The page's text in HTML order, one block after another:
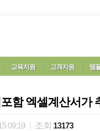
교육지원 고객지원 템
함 엑셀계산서가
09:19 | 조회 13173